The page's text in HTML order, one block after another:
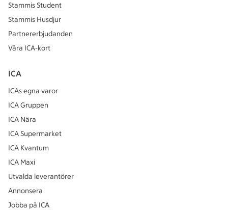
Stammis Student
Stammis Husdjur
Partnererbjudanden
Våra ICA-kort
ICA
ICAs egna varor
ICA Gruppen
ICA Nära
ICA Supermarket
ICA Kvantum
ICA Maxi
Utvalda leverantörer
Annonsera
Jobba på ICA